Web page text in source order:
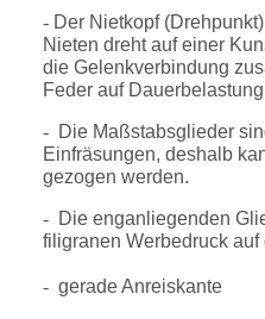
- Der Nietkopf
Nieten dreht auf einer
die Gelenkverbindung
Feder auf
- Die Maßstabsglieder
Einfräsungen, deshalb
gezogen werden.
- Die enganliegenden
filigranen Werbedruck
- gerade Anreiskante